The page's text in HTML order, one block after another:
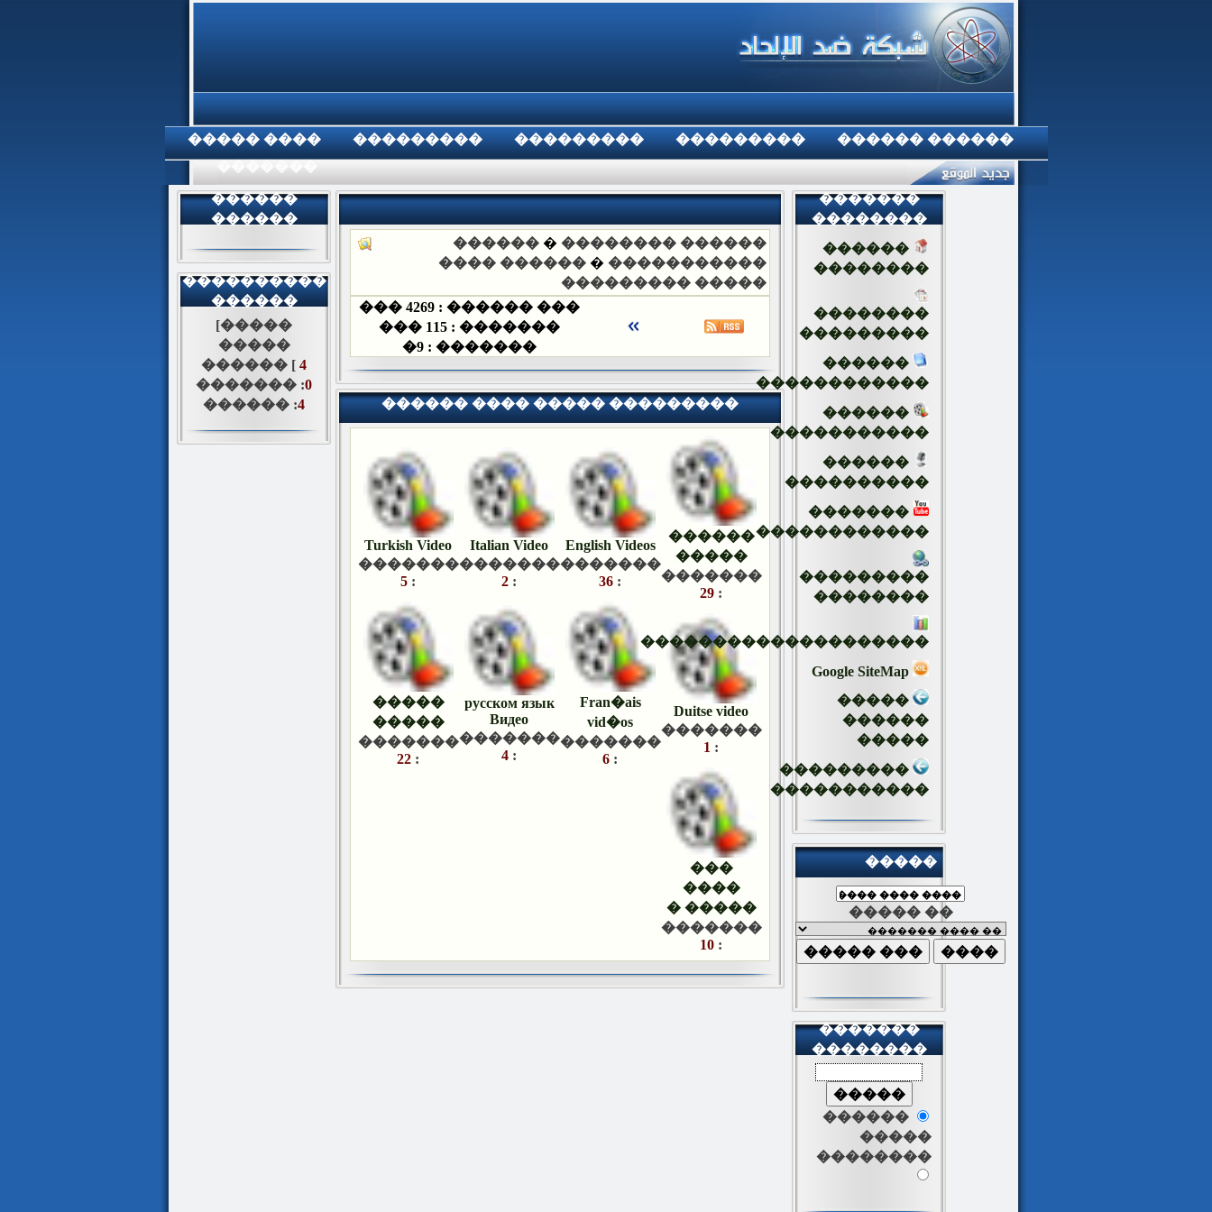
���� ����� ��������� ��������� ���������
������ ������
������
������
����������
������
[�����
�����
������ [ 4
������� :0
������ :4
������ ��������
�
������
�����������
�
������ ����
����� ���������
��� ������ :
4269
���
������� :
115
���
������� :
9
�
������ ���� ����� ���������
������
�����
�������
:
29
English Videos
�������
:
36
Italian Video
�������
:
2
Turkish Video
�������
:
5
Duitse video
�������
:
1
Fran�ais
vid�os
�������
:
6
русском язык
Видео
�������
:
4
�����
�����
�������
:
22
���
����
����� �
�������
:
10
�������
��������
������
��������
��������
���������
������
������������
������
�����������
������
����������
�������
������������
���������
��������
��������������������
�����
������
�����
���������
�����������
�����
����� ��
�������
��������
������
�����
��������